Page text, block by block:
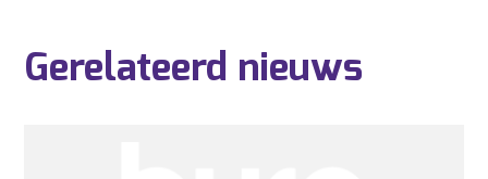
Gerelateerd nieuws